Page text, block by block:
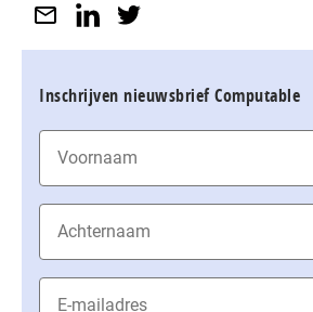
Inschrijven nieuwsbrief Computable